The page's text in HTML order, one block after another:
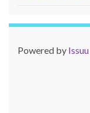
Powered by Issuu